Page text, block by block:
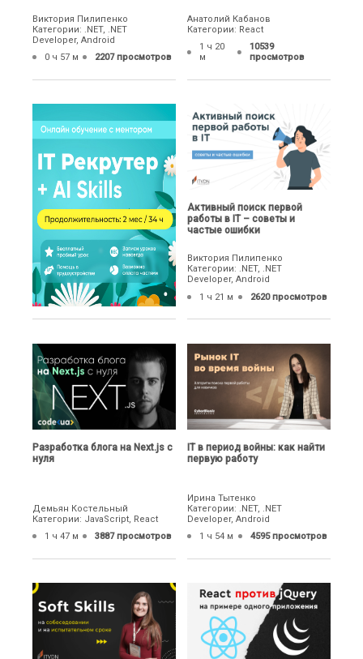
Виктория Пилипенко
Категории: .NET, .NET
Developer, Android
0 ч 57 м
2207 просмотров
Анатолий Кабанов
Категории: React
1 ч 20
м
10539
просмотров
Активный поиск первой
работы в IT – советы и
частые ошибки
Виктория Пилипенко
Категории: .NET, .NET
Developer, Android
1 ч 21 м
2620 просмотров
Разработка блога на Next.js с
нуля
Демьян Костельный
Категории: JavaScript, React
1 ч 47 м
3887 просмотров
IТ в период войны: как найти
первую работу
Ирина Тытенко
Категории: .NET, .NET
Developer, Android
1 ч 54 м
4595 просмотров